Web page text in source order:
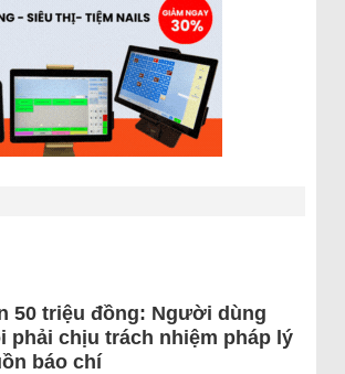
50 triệu đồng: Người dùng
phải chịu trách nhiệm pháp lý
báo chí